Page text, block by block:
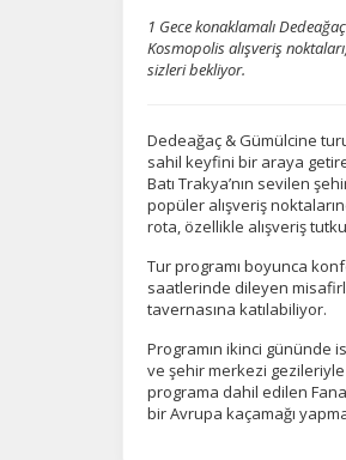
1 Gece konaklamalı
Kosmopolis alışveriş
sizleri bekliyor.
Dedeağaç & Gümülcine
sahil keyfini bir araya
Batı Trakya’nın sevilen
popüler alışveriş
rota, özellikle alışveriş
Tur programı boyunca
saatlerinde dileyen
tavernasına katılabiliyor.
Programın ikinci gününde
ve şehir merkezi
programa dahil edilen
bir Avrupa kaçamağı